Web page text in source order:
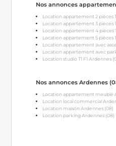
Nos annonces
Location appartement 2 pièces
Location appartement 3 pièces
Location appartement 4 pièces
Location appartement 5 pièces
Location appartement avec
Location appartement avec
Location studio T1 F1 Ardennes
Nos annonces Ardennes
Location appartement meublé
Location local commercial
Location maison Ardennes (08)
Location parking Ardennes (08)